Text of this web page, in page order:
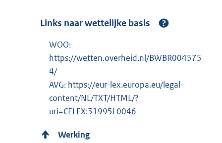
Links naar wettelijke basis
WOO:
https://wetten.overheid.nl/BWBR004575
4/
AVG: https://eur-lex.europa.eu/legal-
content/NL/TXT/HTML/?
uri=CELEX:31995L0046
Werking